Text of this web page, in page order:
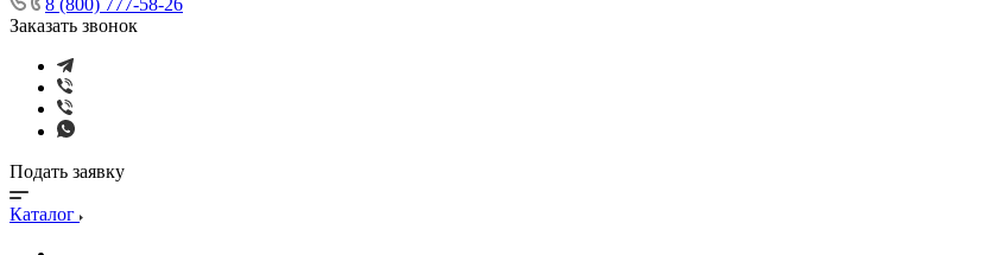
8 (800) 777-58-26
Заказать звонок
Подать заявку
Каталог